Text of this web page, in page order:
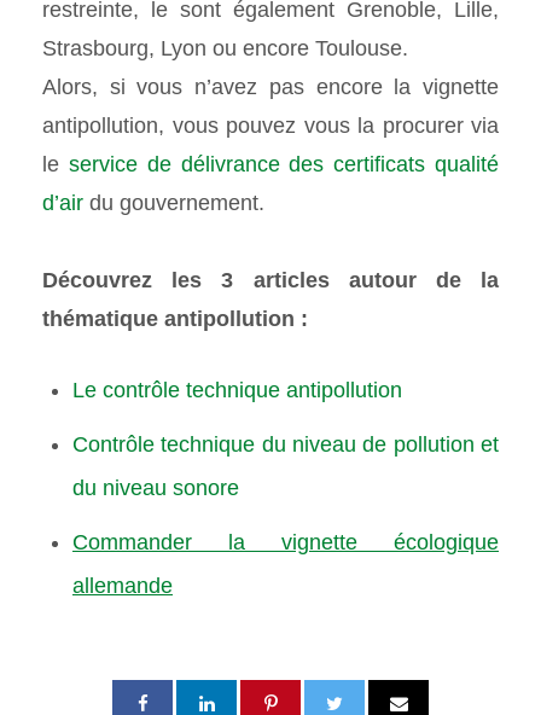
restreinte, le sont également Grenoble, Lille,
Strasbourg, Lyon ou encore Toulouse.
Alors, si vous n’avez pas encore la vignette
antipollution, vous pouvez vous la procurer via
le service de délivrance des certificats qualité
d’air du gouvernement.
Découvrez les 3 articles autour de la
thématique antipollution :
Le contrôle technique antipollution
Contrôle technique du niveau de pollution et
du niveau sonore
Commander la vignette écologique
allemande